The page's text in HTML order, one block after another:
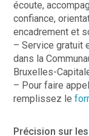
écoute,
confiance,
encadrement et
– Service gratuit
dans la
Bruxelles-
– Pour faire
remplissez le
Précision sur